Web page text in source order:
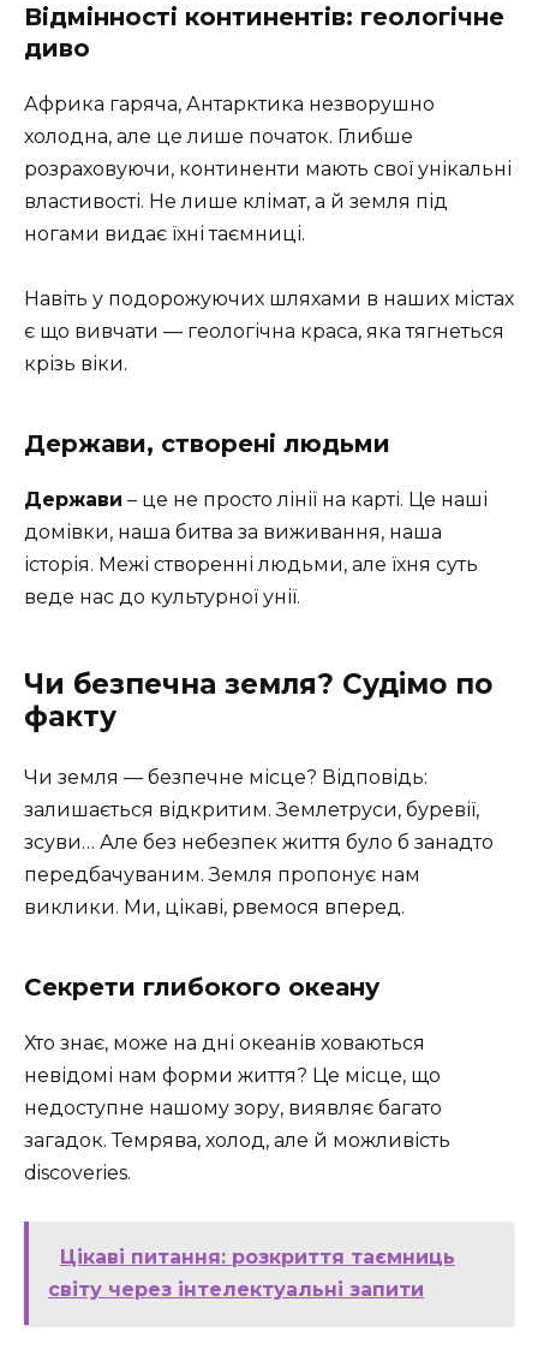
Відмінності континентів: геологічне
диво
Африка гаряча, Антарктика незворушно
холодна, але це лише початок. Глибше
розраховуючи, континенти мають свої унікальні
властивості. Не лише клімат, а й земля під
ногами видає їхні таємниці.
Навіть у подорожуючих шляхами в наших містах
є що вивчати — геологічна краса, яка тягнеться
крізь віки.
Держави, створені людьми
Держави – це не просто лінії на карті. Це наші
домівки, наша битва за виживання, наша
історія. Межі створенні людьми, але їхня суть
веде нас до культурної унії.
Чи безпечна земля? Судімо по
факту
Чи земля — безпечне місце? Відповідь:
залишається відкритим. Землетруси, буревії,
зсуви… Але без небезпек життя було б занадто
передбачуваним. Земля пропонує нам
виклики. Ми, цікаві, рвемося вперед.
Секрети глибокого океану
Хто знає, може на дні океанів ховаються
невідомі нам форми життя? Це місце, що
недоступне нашому зору, виявляє багато
загадок. Темрява, холод, але й можливість
discoveries.
Цікаві питання: розкриття таємниць
світу через інтелектуальні запити